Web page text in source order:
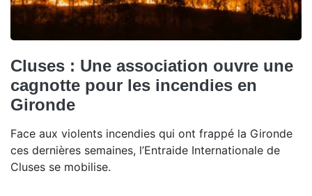
Cluses : Une association ouvre une
cagnotte pour les incendies en
Gironde
Face aux violents incendies qui ont frappé la Gironde
ces dernières semaines, l’Entraide Internationale de
Cluses se mobilise.